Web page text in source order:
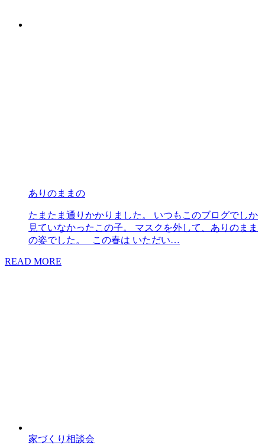
ありのままの
たまたま通りかかりました。 いつもこのブログでしか
見ていなかったこの子。 マスクを外して、ありのまま
の姿でした。 この春は いただい…
READ MORE
家づくり相談会